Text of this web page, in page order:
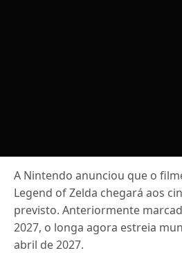
A Nintendo anunciou que o
Legend of Zelda chegará aos
previsto. Anteriormente
2027, o longa agora estreia
abril de 2027.